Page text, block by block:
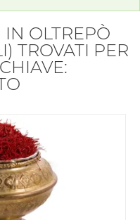
IN OLTREPÒ
TROVATI PER